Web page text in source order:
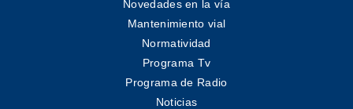
Novedades en la vía
Mantenimiento vial
Normatividad
Programa Tv
Programa de Radio
Noticias